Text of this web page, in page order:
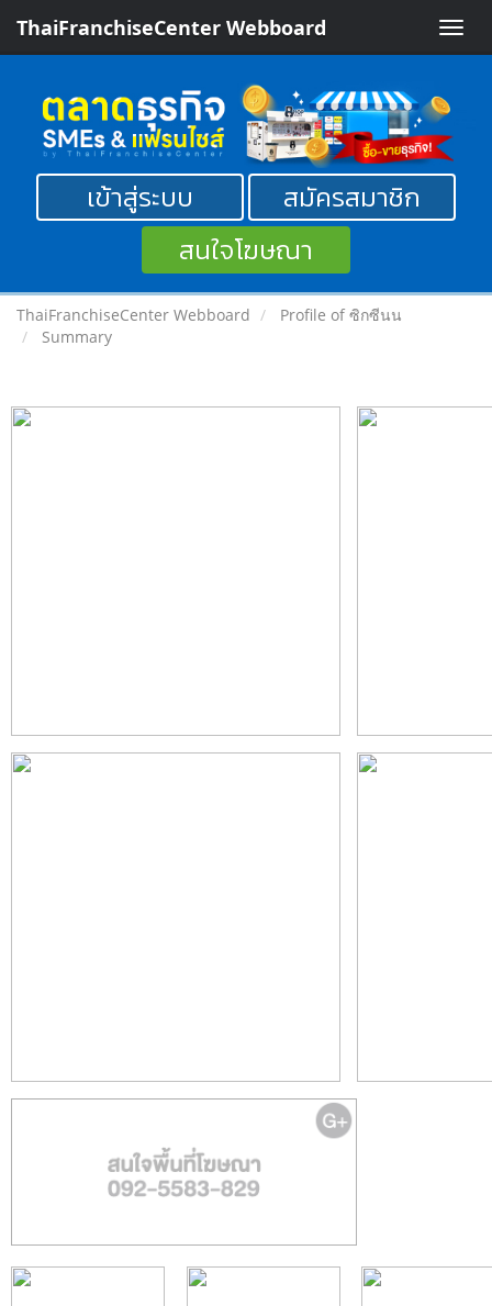
Toggle
ThaiFranchiseCenter Webboard
เข้าสู่ระบบ
สมัครสมาชิก
สนใจโฆษณา
ThaiFranchiseCenter Webboard
Profile of ซิกซีนน
Summary